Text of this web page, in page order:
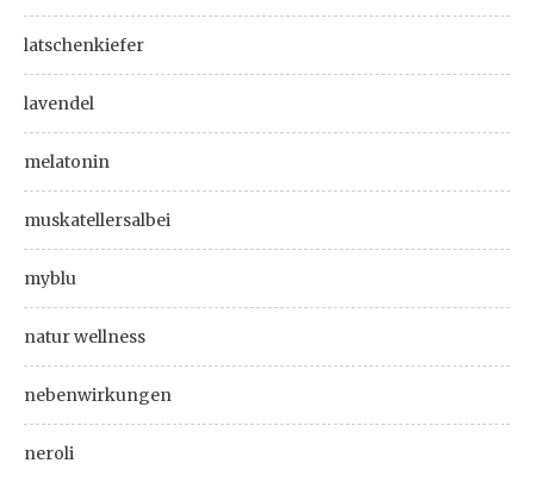
latschenkiefer
lavendel
melatonin
muskatellersalbei
myblu
natur wellness
nebenwirkungen
neroli